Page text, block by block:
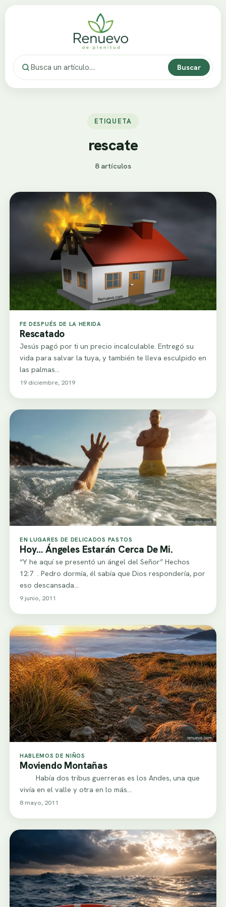
Buscar
ETIQUETA
rescate
8 artículos
FE DESPUÉS DE LA HERIDA
Rescatado
Jesús pagó por ti un precio incalculable. Entregó su
vida para salvar la tuya, y también te lleva esculpido en
las palmas…
19 diciembre, 2019
EN LUGARES DE DELICADOS PASTOS
Hoy… Ángeles Estarán Cerca De Mi.
“Y he aquí se presentó un ángel del Señor” Hechos
12:7 . Pedro dormía, él sabía que Dios respondería, por
eso descansada…
9 junio, 2011
HABLEMOS DE NIÑOS
Moviendo Montañas
Había dos tribus guerreras es los Andes, una que
vivía en el valle y otra en lo más…
8 mayo, 2011